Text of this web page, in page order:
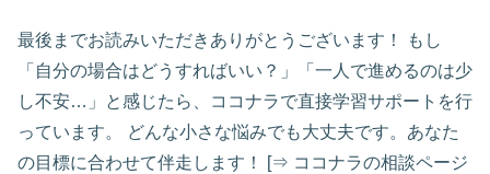
最後までお読みいただきありがとうございます！ もし
「自分の場合はどうすればいい？」「一人で進めるのは少
し不安…」と感じたら、ココナラで直接学習サポートを行
っています。 どんな小さな悩みでも大丈夫です。あなた
の目標に合わせて伴走します！ [⇒ ココナラの相談ページ